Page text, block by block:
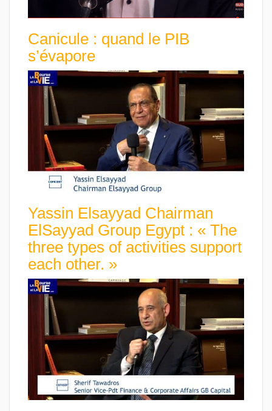
Canicule : quand le PIB
s’évapore
Yassin Elsayyad Chairman
ElSayyad Group Egypt : « The
three types of activities support
each other. »